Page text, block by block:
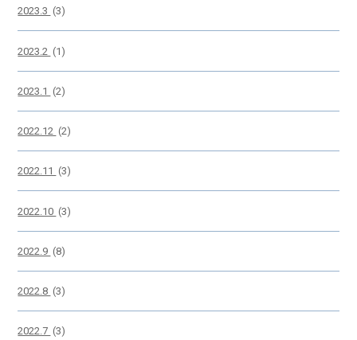
2023.3 (3)
2023.2 (1)
2023.1 (2)
2022.12 (2)
2022.11 (3)
2022.10 (3)
2022.9 (8)
2022.8 (3)
2022.7 (3)